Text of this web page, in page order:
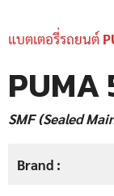
แบตเตอรี่รถยนต์
PUMA
SMF (Sealed
Brand :